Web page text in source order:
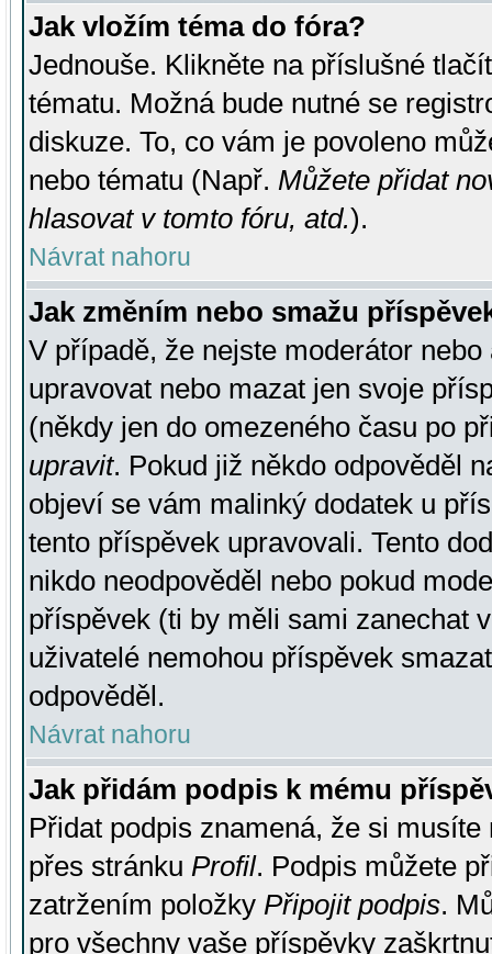
Jak vložím téma do fóra?
Jednouše. Klikněte na příslušné
tématu. Možná bude nutné se
diskuze. To, co vám je povoleno
nebo tématu (Např. Můžete přidat
hlasovat v tomto fóru, atd.).
Návrat nahoru
Jak změním nebo smažu
V případě, že nejste moderátor
upravovat nebo mazat jen svoje
(někdy jen do omezeného času po
upravit. Pokud již někdo odpověděl
objeví se vám malinký dodatek u
tento příspěvek upravovali. Tento
nikdo neodpověděl nebo pokud
příspěvek (ti by měli sami zanechat
uživatelé nemohou příspěvek
odpověděl.
Návrat nahoru
Jak přidám podpis k mému
Přidat podpis znamená, že si
přes stránku Profil. Podpis můžete
zatržením položky Připojit podpis.
pro všechny vaše příspěvky